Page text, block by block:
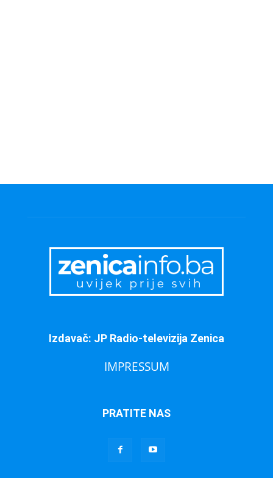
Izdavač: JP Radio-televizija Zenica
IMPRESSUM
PRATITE NAS